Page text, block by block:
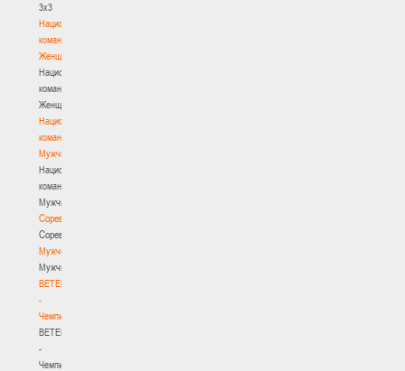
3х3
Национальная
команда.
Женщины
Национальная
команда.
Женщины
Национальная
команда.
Мужчины
Национальная
команда.
Мужчины
Соревнования
Соревнования
Мужчины
Мужчины
BETERA
-
Чемпионат
BETERA
-
Чемпионат